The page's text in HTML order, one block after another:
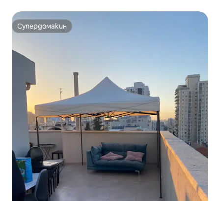
Супердомакин
Супердомакин